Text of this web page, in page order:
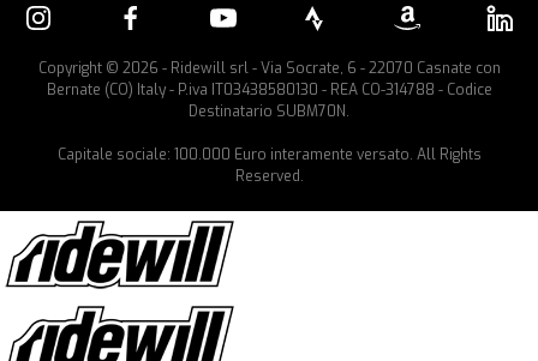
Copyright © 2026 - Ridewill srl - Via Socrate, 6 - 22070 Casnate con
Bernate (CO) Italy - P.iva IT03438580130 - REA CO-314788 - Codice
Destinatario SUBM70N.
Capitale sociale: 100.000 Euro interamente versato. All Rights
Reserved.